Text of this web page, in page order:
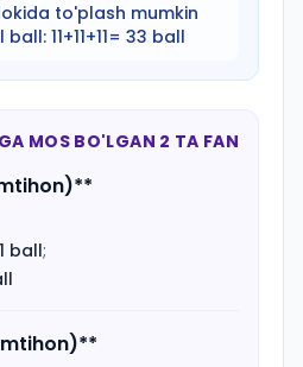
to'plash mumkin
ball: 11+11+11= 33 ball
MOS BO'LGAN 2 TA FAN
**
ball;
**